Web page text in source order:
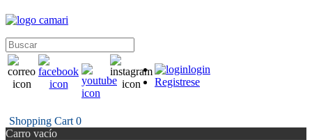
login
Registrese
Shopping Cart 0
Carro vacío